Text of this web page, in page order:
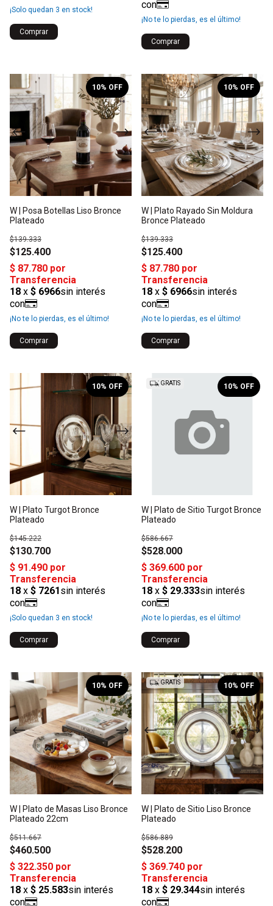
¡Solo quedan 3 en stock!
¡No te lo pierdas, es el último!
1/2
W | Posa Botellas Liso Bronce
Plateado
$125.400
$139.333
10% OFF
¡No te lo pierdas, es el último!
1/2
W | Plato Rayado Sin Moldura
Bronce Plateado
$125.400
$139.333
10% OFF
¡No te lo pierdas, es el último!
1/2
W | Plato Turgot Bronce
Plateado
$130.700
$145.222
10% OFF
¡Solo quedan 3 en stock!
GRATIS
W | Plato de Sitio Turgot Bronce
Plateado
$528.000
$586.667
10% OFF
¡No te lo pierdas, es el último!
1/2
W | Plato de Masas Liso Bronce
Plateado 22cm
$460.500
$511.667
10% OFF 1/2
GRATIS
W | Plato de Sitio Liso Bronce
Plateado
$528.200
$586.889
10% OFF